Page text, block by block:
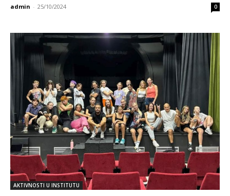
admin - 25/10/2024 0
AKTIVNOSTI U INSTITUTU